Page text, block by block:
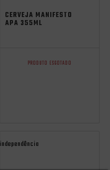
CERVEJA MANIFESTO
APA 355ML
PRODUTO ESGOTADO
independência